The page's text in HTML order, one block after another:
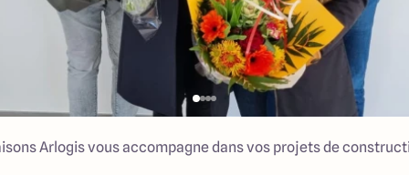
Arlogis vous accompagne dans vos projets de